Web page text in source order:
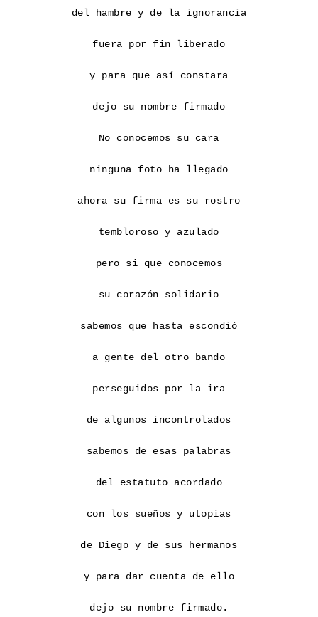
del hambre y de la ignorancia
fuera por fin liberado
y para que así constara
dejo su nombre firmado
No conocemos su cara
ninguna foto ha llegado
ahora su firma es su rostro
tembloroso y azulado
pero si que conocemos
su corazón solidario
sabemos que hasta escondió
a gente del otro bando
perseguidos por la ira
de algunos incontrolados
sabemos de esas palabras
del estatuto acordado
con los sueños y utopías
de Diego y de sus hermanos
y para dar cuenta de ello
dejo su nombre firmado.